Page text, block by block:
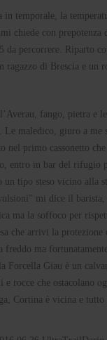
in temporale, la
chiede con
da percorrere. Riparto
ragazzo di Brescia e un
fango, pietra e
maledico, giuro a me
nel primo cassonetto
entro in bar del rifugio
tipo steso vicino alla
mi dice il barista,
ma la soffoco per
che arrivi la protezione
freddo ma
Forcella Giau è un
rocce che ostacolano
Cortina è vicina e